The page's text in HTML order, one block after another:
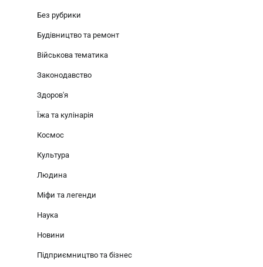
Без рубрики
Будівництво та ремонт
Військова тематика
Законодавство
Здоров'я
Їжа та кулінарія
Космос
Культура
Людина
Міфи та легенди
Наука
Новини
Підприємництво та бізнес